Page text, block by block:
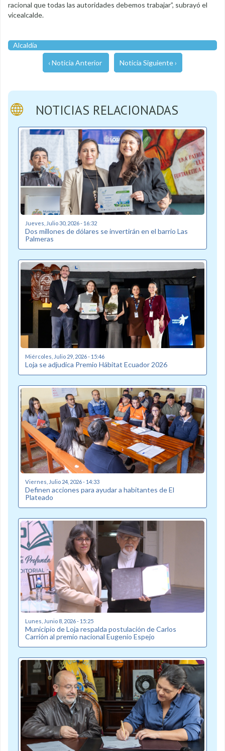
racional que todas las autoridades debemos trabajar”, subrayó el
vicealcalde.
Alcaldía
‹ Noticia Anterior Noticia Siguiente ›
NOTICIAS RELACIONADAS
Jueves, Julio 30, 2026 - 16:32
Dos millones de dólares se invertirán en el barrio Las
Palmeras
Miércoles, Julio 29, 2026 - 15:46
Loja se adjudica Premio Hábitat Ecuador 2026
Viernes, Julio 24, 2026 - 14:33
Definen acciones para ayudar a habitantes de El
Plateado
Lunes, Junio 8, 2026 - 15:25
Municipio de Loja respalda postulación de Carlos
Carrión al premio nacional Eugenio Espejo